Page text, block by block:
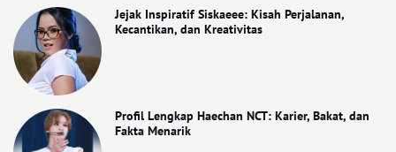
Jejak Inspiratif Siskaeee: Kisah Perjalanan,
Kecantikan, dan Kreativitas
Profil Lengkap Haechan NCT: Karier, Bakat, dan
Fakta Menarik